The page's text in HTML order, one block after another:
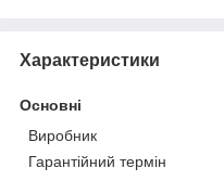
Характеристики
Основні
Виробник
Гарантійний термін